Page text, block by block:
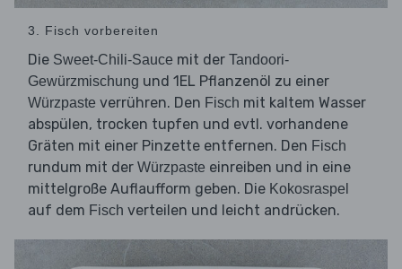
3. Fisch vorbereiten
Die Sweet-Chili-Sauce mit der Tandoori-
Gewürzmischung und 1EL Pflanzenöl zu einer
Würzpaste verrühren. Den Fisch mit kaltem Wasser
abspülen, trocken tupfen und evtl. vorhandene
Gräten mit einer Pinzette entfernen. Den Fisch
rundum mit der Würzpaste einreiben und in eine
mittelgroße Auflaufform geben. Die Kokosraspel
auf dem Fisch verteilen und leicht andrücken.